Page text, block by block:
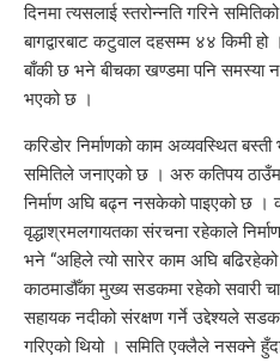
दिनमा त्यसलाई स्तरोन्नति गरिने
बागद्वारबाट कटुवाल दहसम्म ४४ किमी
बाँकी छ भने बीचका खण्डमा पनि समस्या
भएको छ ।
करिडोर निर्माणको काम अव्यवस्थित
समितिले जनाएको छ । अरु कतिपय
निर्माण अघि बढ्न नसकेको पाइएको छ ।
वृद्धाश्रमलगायतका संरचना रहेकाले
भने “अहिले त्यो सारेर काम अघि
काठमाडौँका मुख्य सडकमा रहेको सवारी
सहायक नदीको संरक्षण गर्ने उद्देश्यले
गरिएको थियो । समिति एक्लैले नसक्ने